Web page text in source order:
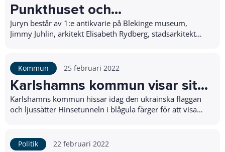
Punkthuset och
Torgpaviljongen är finalister till
stadsbyggnadspriset
Juryn består av 1:e antikvarie på Blekinge museum,
Jimmy Juhlin, arkitekt Elisabeth Rydberg, stadsarkitekt
Kommun 25 februari 2022
Karlshamns kommun visar sitt
stöd för det ukrainska folket
Karlshamns kommun hissar idag den ukrainska flaggan
och ljussätter Hinsetunneln i blågula färger för att visa
Politik 22 februari 2022